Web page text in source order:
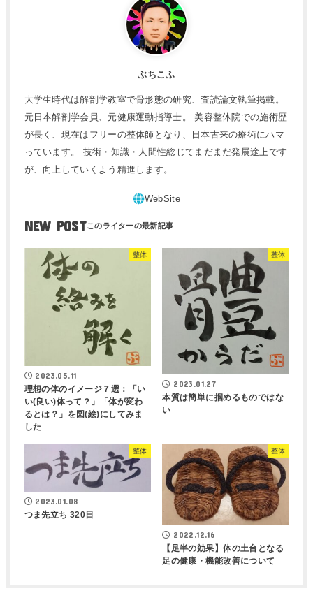
ぶちこふ
大学生時代は解剖学教室で骨形態の研究、査読論文執筆掲載。
元日本解剖学会員、元健康運動指導士。 美容整体院での施術歴
が長く、現在はフリーの整体師となり、日本古来の療術にハマ
っています。 技術・知識・人間性総じてまだまだ発展途上です
が、向上していくよう精進します。
NEW POST
整体
2023.05.11
理想の体のイメージ７選：「い
い(良い)体って？」「体が変わ
るとは？」を図(絵)にしてみま
した
整体
2023.01.27
本質は簡単に掴めるものではな
い
整体
2023.01.08
つま先立ち 320日
整体
2022.12.16
【足半の効果】体の土台となる
足の健康・機能改善について